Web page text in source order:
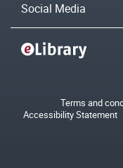
Social Media
Terms and
Accessibility Statement